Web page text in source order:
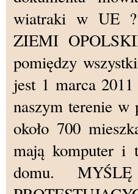
wiatraki w UE ?
ZIEMI
pomiędzy
jest 1 marca
naszym terenie w
około 700
mają komputer i
domu.